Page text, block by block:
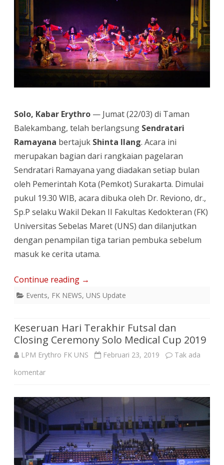
Lakon
Shinta
Ilang
Solo, Kabar Erythro — Jumat (22/03) di Taman
Balekambang, telah berlangsung Sendratari
Ramayana bertajuk Shinta Ilang. Acara ini
merupakan bagian dari rangkaian pagelaran
Sendratari Ramayana yang diadakan setiap bulan
oleh Pemerintah Kota (Pemkot) Surakarta. Dimulai
pukul 19.30 WIB, acara dibuka oleh Dr. Reviono, dr.,
Sp.P selaku Wakil Dekan II Fakultas Kedokteran (FK)
Universitas Sebelas Maret (UNS) dan dilanjutkan
dengan penampilan tiga tarian pembuka sebelum
masuk ke cerita utama.
Continue reading →
Events, FK NEWS, UNS Update
Keseruan Hari Terakhir Futsal dan
Closing Ceremony Solo Medical Cup 2019
LPM Erythro FK UNS Februari 23, 2019
Tak ada
komentarpada
Hari
Terakhir
Futsal
dan